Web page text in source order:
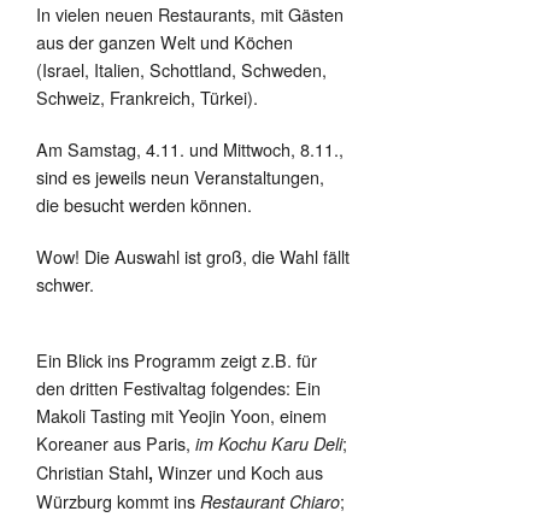
In vielen neuen Restaurants, mit Gästen
aus der ganzen Welt und Köchen
(Israel, Italien, Schottland, Schweden,
Schweiz, Frankreich, Türkei).
Am Samstag, 4.11. und Mittwoch, 8.11.,
sind es jeweils neun Veranstaltungen,
die besucht werden können.
Wow! Die Auswahl ist groß, die Wahl fällt
schwer.
Ein Blick ins Programm zeigt z.B. für
den dritten Festivaltag folgendes: Ein
Makoli Tasting mit Yeojin Yoon, einem
Koreaner aus Paris, im Kochu Karu Deli;
Christian Stahl, Winzer und Koch aus
Würzburg kommt ins Restaurant Chiaro;